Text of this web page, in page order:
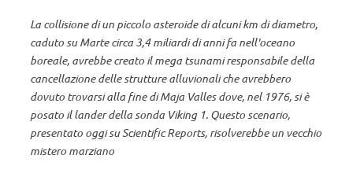
La collisione di un piccolo asteroide di alcuni km di diametro,
caduto su Marte circa 3,4 miliardi di anni fa nell'oceano
boreale, avrebbe creato il mega tsunami responsabile della
cancellazione delle strutture alluvionali che avrebbero
dovuto trovarsi alla fine di Maja Valles dove, nel 1976, si è
posato il lander della sonda Viking 1. Questo scenario,
presentato oggi su Scientific Reports, risolverebbe un vecchio
mistero marziano